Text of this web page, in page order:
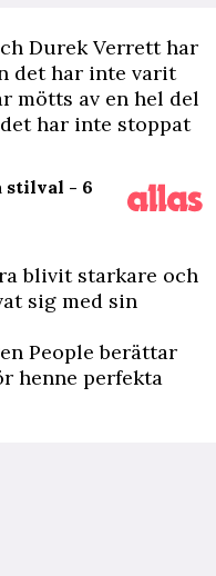
Durek Verrett har
det har inte varit
mötts av en hel del
har inte stoppat
stilval - 6
blivit starkare och
sig med sin
People berättar
henne perfekta